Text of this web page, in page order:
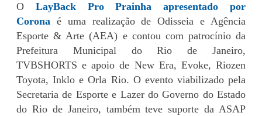
O LayBack Pro Prainha apresentado por
Corona é uma realização de Odisseia e Agência
Esporte & Arte (AEA) e contou com patrocínio da
Prefeitura Municipal do Rio de Janeiro,
TVBSHORTS e apoio de New Era, Evoke, Riozen
Toyota, Inklo e Orla Rio. O evento viabilizado pela
Secretaria de Esporte e Lazer do Governo do Estado
do Rio de Janeiro, também teve suporte da ASAP